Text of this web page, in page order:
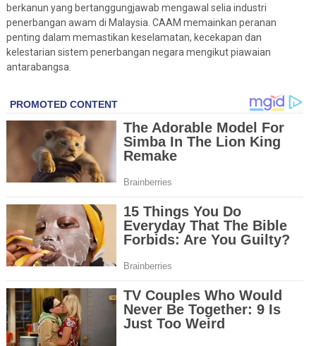
berkanun yang bertanggungjawab mengawal selia industri
penerbangan awam di Malaysia. CAAM memainkan peranan
penting dalam memastikan keselamatan, kecekapan dan
kelestarian sistem penerbangan negara mengikut piawaian
antarabangsa.